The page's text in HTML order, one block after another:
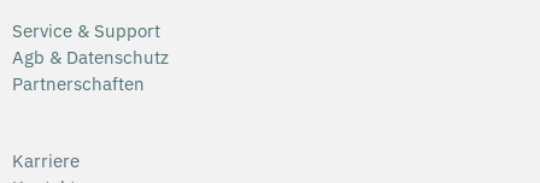
Service & Support
Agb & Datenschutz
Partnerschaften
Karriere